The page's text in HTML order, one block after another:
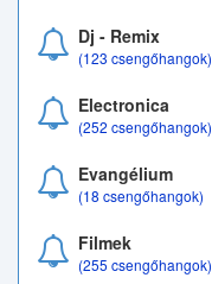
Dj - Remix
(123 csengőhangok)
Electronica
(252 csengőhangok)
Evangélium
(18 csengőhangok)
Filmek
(255 csengőhangok)